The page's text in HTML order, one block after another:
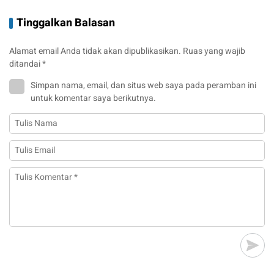
Tinggalkan Balasan
Alamat email Anda tidak akan dipublikasikan. Ruas yang wajib
ditandai*
Simpan nama, email, dan situs web saya pada peramban ini
untuk komentar saya berikutnya.